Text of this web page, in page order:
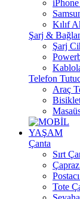
iPhone
Kılıf
Şarj &
Şarj
Telefon
Araç
YAŞAM
Çanta
Sırt
Tote